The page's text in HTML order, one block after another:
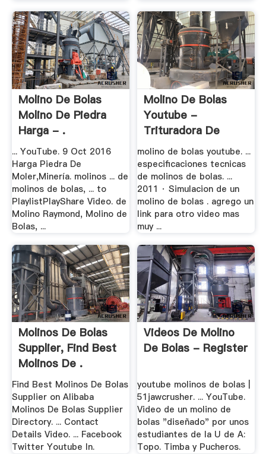
Molino De Bolas
Molino De Piedra
Harga - .
... YouTube. 9 Oct 2016
Harga Piedra De
Moler,Minería. molinos ... de
molinos de bolas, ... to
PlaylistPlayShare Video. de
Molino Raymond, Molino de
Bolas, ...
Molino De Bolas
Youtube -
Trituradora De
Cono
molino de bolas youtube. ...
especificaciones tecnicas
de molinos de bolas. ...
2011 · Simulacion de un
molino de bolas . agrego un
link para otro video mas
muy ...
Molinos De Bolas
Supplier, Find Best
Molinos De .
Find Best Molinos De Bolas
Supplier on Alibaba
Molinos De Bolas Supplier
Directory. ... Contact
Details Video. ... Facebook
Twitter Youtube In.
Videos De Molino
De Bolas - Register
youtube molinos de bolas |
51jawcrusher. ... YouTube.
Video de un molino de
bolas "diseñado" por unos
estudiantes de la U de A:
Topo. Timba y Pucheros.